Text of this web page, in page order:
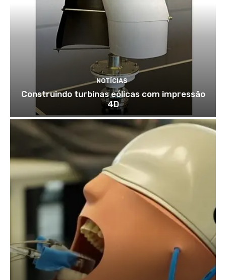
NOTÍCIAS
Construindo turbinas eólicas com impressão
4D